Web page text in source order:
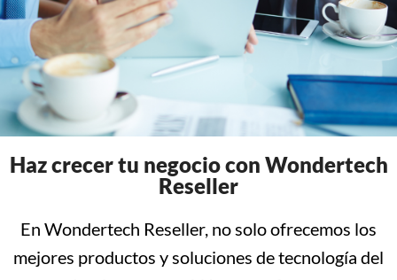
Haz crecer tu negocio con Wondertech
Reseller
En Wondertech Reseller, no solo ofrecemos los
mejores productos y soluciones de tecnología del